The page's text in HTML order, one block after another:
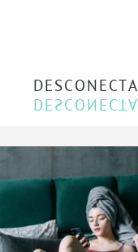
DESCONECTA